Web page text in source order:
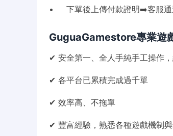
• 下單後上傳付款證明➡️客服通
GuguaGamestore專業遊
✔ 安全第一、全人手純手工操作
✔ 各平台已累積完成過千單
✔ 效率高、不拖單
✔ 豐富經驗，熟悉各種遊戲機制